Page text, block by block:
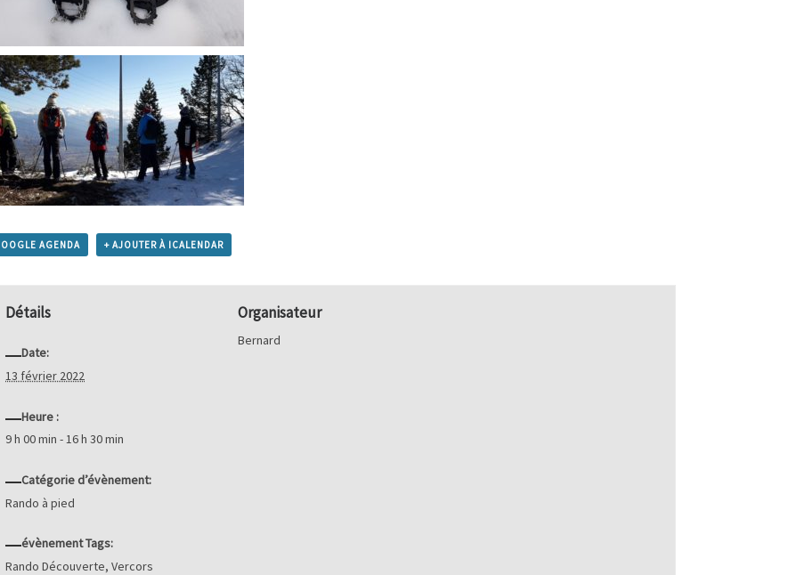
AGENDA + AJOUTER À ICALENDAR
Détails
Date:
13 février 2022
Heure :
9 h 00 min - 16 h 30 min
Catégorie d’évènement:
Rando à pied
évènement Tags:
Rando Découverte,Vercors
Organisateur
Bernard